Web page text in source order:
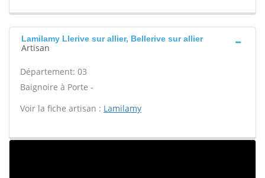
Lamilamy Llerive sur allier, Bellerive sur allier
Artisan
Département: 03
Baignoire à Porte -
Voir la fiche artisan : Lamilamy